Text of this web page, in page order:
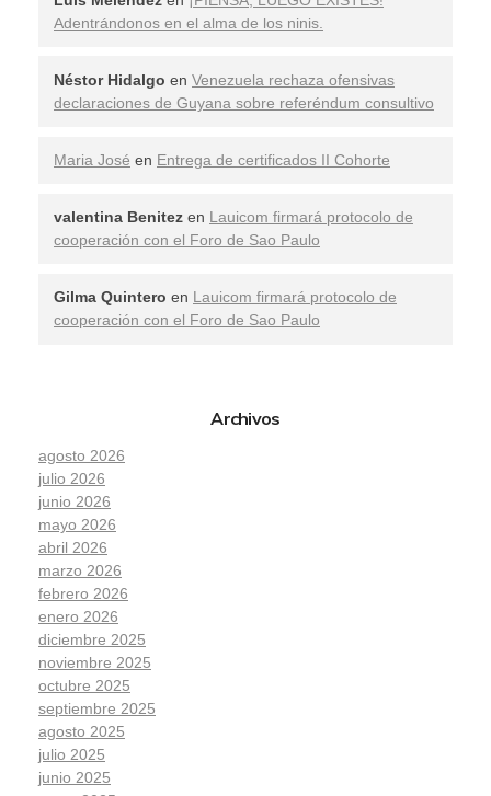
Adentrándonos en el alma de los ninis.
Néstor Hidalgo en Venezuela rechaza ofensivas
declaraciones de Guyana sobre referéndum consultivo
Maria José en Entrega de certificados II Cohorte
valentina Benitez en Lauicom firmará protocolo de
cooperación con el Foro de Sao Paulo
Gilma Quintero en Lauicom firmará protocolo de
cooperación con el Foro de Sao Paulo
Archivos
agosto 2026
julio 2026
junio 2026
mayo 2026
abril 2026
marzo 2026
febrero 2026
enero 2026
diciembre 2025
noviembre 2025
octubre 2025
septiembre 2025
agosto 2025
julio 2025
junio 2025